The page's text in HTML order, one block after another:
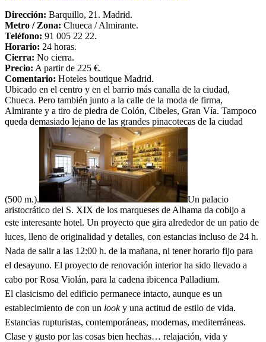
Dirección: Barquillo, 21. Madrid.
Metro / Zona: Chueca / Almirante.
Teléfono: 91 005 22 22.
Horario: 24 horas.
Cierra: No cierra.
Precio: A partir de 225 €.
Comentario: Hoteles boutique Madrid.
Ubicado en el centro y en el barrio más canalla de la ciudad,
Chueca. Pero también junto a la calle de la moda de firma,
Almirante y a tiro de piedra de Colón, Cibeles, Gran Vía. Tampoco
queda demasiado lejano de las grandes pinacotecas de la ciudad
(500 m.).
Un palacio
aristocrático del S. XIX de los marqueses de Alhama da cobijo a
este interesante hotel. Un proyecto que gira alrededor de un patio de
luces, lleno de originalidad y detalles, con estancias incluso de 24 h.
Nada de salir a las 12:00 h. de la mañana, ni tener horario fijo para
el desayuno. El proyecto de renovación interior ha sido llevado a
cabo por Rosa Violán, para la cadena ibicenca Palladium.
El clasicismo del edificio permanece intacto, aunque es un
establecimiento de con un looky una actitud de estilo de vida.
Estancias rupturistas, contemporáneas, modernas, mediterráneas.
Clase y gusto por las cosas bien hechas… relajación, vida y